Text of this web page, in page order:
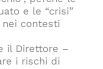
e le “crisi”
nei contesti
il Direttore –
i rischi di